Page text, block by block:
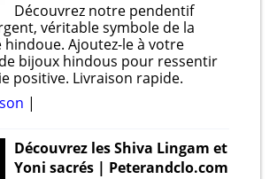
Découvrez notre pendentif
véritable symbole de la
Ajoutez-le à votre
bijoux hindous pour ressentir
positive. Livraison rapide.
Découvrez les Shiva Lingam et
Yoni sacrés | Peterandclo.com